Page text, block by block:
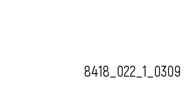
8418_022_1_0309